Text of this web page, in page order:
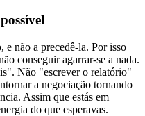
e não a precedê-la. Por isso
conseguir agarrar-se a nada.
Não "escrever o relatório"
a negociação tornando
Assim que estás em
do que esperavas.